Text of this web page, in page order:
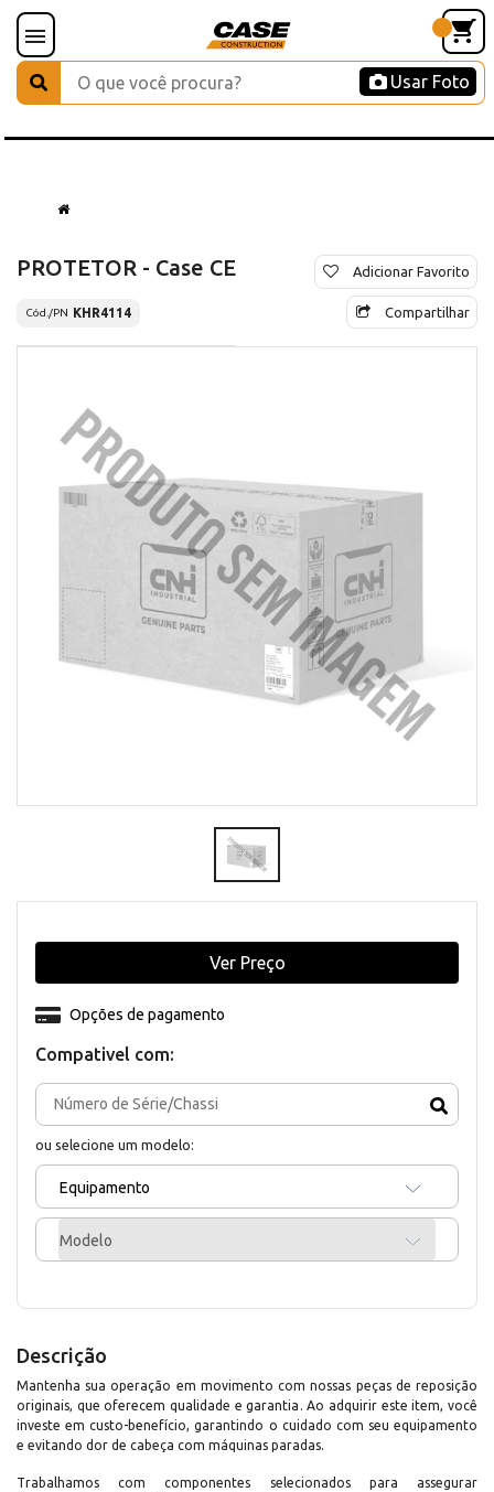
Usar Foto
PROTETOR - Case CE
Cód./PN KHR4114
Adicionar Favorito
Compartilhar
Compativel com:
ou selecione um modelo:
Equipamento
Modelo
Opções de pagamento
Ver Preço
Descrição
Mantenha sua operação em movimento com nossas peças de reposição
originais, que oferecem qualidade e garantia. Ao adquirir este item, você
investe em custo-benefício, garantindo o cuidado com seu equipamento
e evitando dor de cabeça com máquinas paradas.
Trabalhamos com componentes selecionados para assegurar